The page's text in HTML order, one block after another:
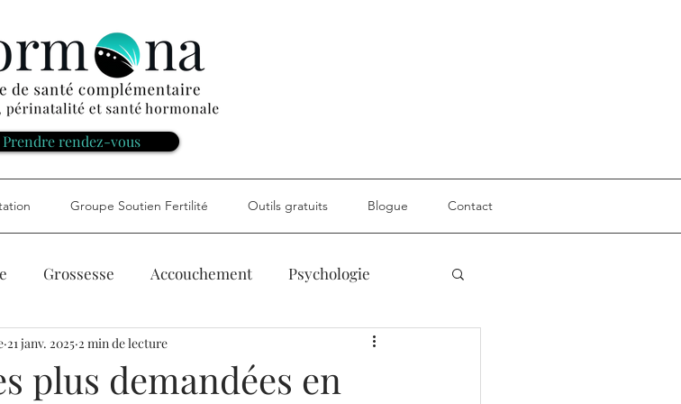
Prendre rendez-vous
Groupe Soutien Fertilité Outils gratuits Blogue Contact
Grossesse Accouchement Psychologie
Alimentation Ostéopathie
plus demandées en
21 janv. 2025 2 min de lecture